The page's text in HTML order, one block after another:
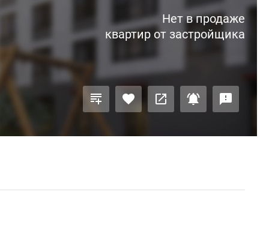
Нет в продаже
квартир от застройщика